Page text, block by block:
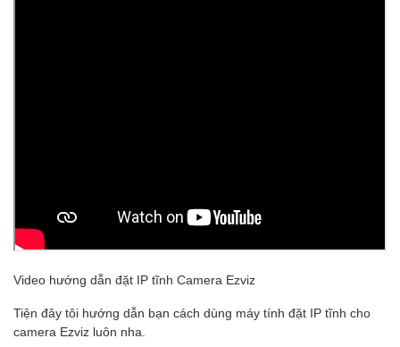
Video hướng dẫn đặt IP tĩnh Camera Ezviz
Tiện đây tôi hướng dẫn bạn cách dùng máy tính đặt IP tĩnh cho
camera Ezviz luôn nha.